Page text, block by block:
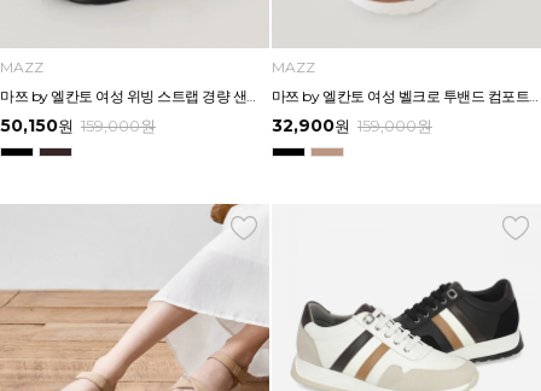
MAZZ
마쯔 by 엘칸토 여성 위빙 스트랩 경량 샌들 3.5cm LCWW53M626
50,150원 159,000원
MAZZ
마쯔 by 엘칸토 여성 벨크로 투밴드 컴포트 샌들 4cm LCWW47M626
32,900원 159,000원